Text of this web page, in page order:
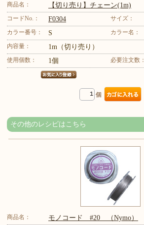
商品名： 【切り売り】チェーン(1m)
コードNo.： F0304
サイズ：
カラー番号：
S カラー名：
内容量： 1m（切り売り）
使用個数： 1個 必要注文数：
個
その他のレシピはこちら
商品名： モノコード #20 （Nymo）